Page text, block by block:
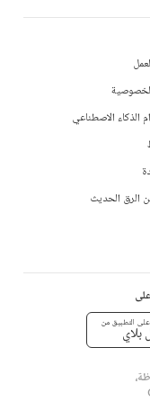
الذكاء الاصطناعي
الرق الحديث
التطبيق من
بلاي